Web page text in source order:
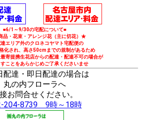
■6/1～9/30の宅配について■
品・花束・アレンジ花（主に切花）★
エリア外のクロネコヤマト宅配便の
化され、高さ50cmまでの規制があるため
寄提携生花店からの配達・配達不可の場合が
ことをあらかじめご了承くださいませ
達・即日配達の場合は
丸の内フローラへ
お問合せください。
204-8739 9時～18時